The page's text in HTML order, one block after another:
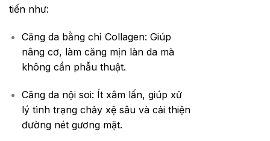
tiến như:
Căng da bằng chỉ Collagen: Giúp
nâng cơ, làm căng mịn làn da mà
không cần phẫu thuật.
Căng da nội soi: Ít xâm lấn, giúp xử
lý tình trạng chảy xệ sâu và cải thiện
đường nét gương mặt.